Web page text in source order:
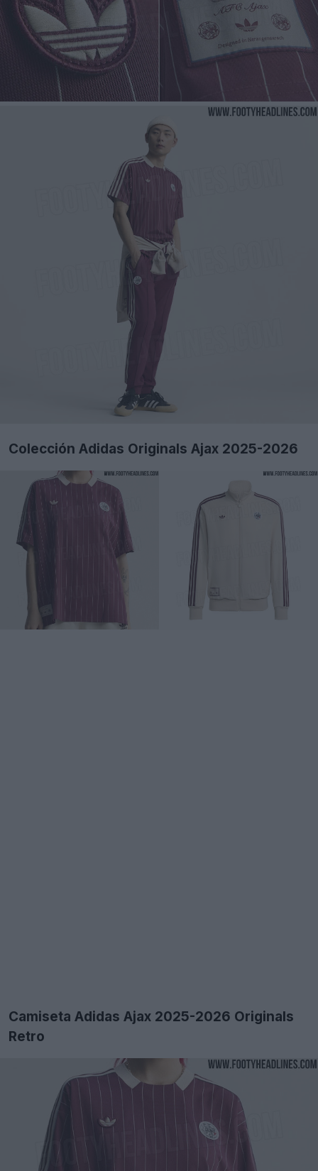
Colección Adidas Originals Ajax 2025-2026
Camiseta Adidas Ajax 2025-2026 Originals
Retro